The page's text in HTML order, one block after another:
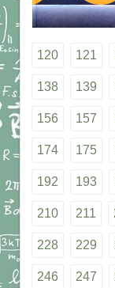
120 121
138 139
156 157
174 175
192 193
210 211
228 229
246 247